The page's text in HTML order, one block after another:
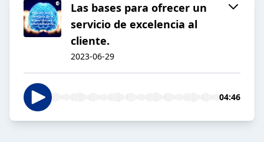
Las bases para ofrecer un
servicio de excelencia al
cliente.
2023-06-29
04:46